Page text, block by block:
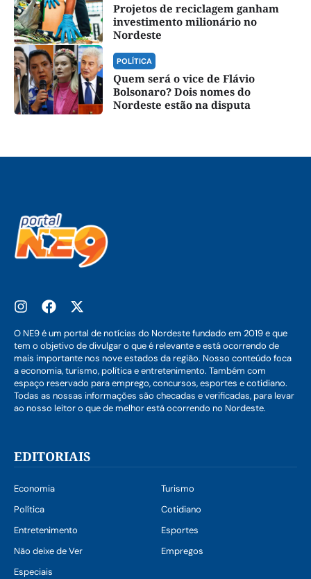
Projetos de reciclagem ganham
investimento milionário no
Nordeste
POLÍTICA
Quem será o vice de Flávio
Bolsonaro? Dois nomes do
Nordeste estão na disputa
O NE9 é um portal de notícias do Nordeste fundado em 2019 e que
tem o objetivo de divulgar o que é relevante e está ocorrendo de
mais importante nos nove estados da região. Nosso conteúdo foca
a economia, turismo, política e entretenimento. Também com
espaço reservado para emprego, concursos, esportes e cotidiano.
Todas as nossas informações são checadas e verificadas, para levar
ao nosso leitor o que de melhor está ocorrendo no Nordeste.
EDITORIAIS
Economia
Turismo
Política
Cotidiano
Entretenimento
Esportes
Não deixe de Ver
Empregos
Especiais